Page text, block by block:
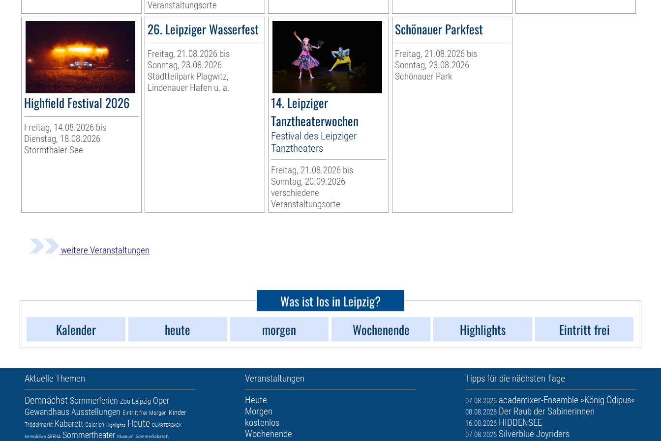
Veranstaltungsorte
Highfield Festival 2026
Freitag, 14.08.2026 bis
Dienstag, 18.08.2026
Störmthaler See
26. Leipziger Wasserfest
Freitag, 21.08.2026 bis
Sonntag, 23.08.2026
Stadtteilpark Plagwitz,
Lindenauer Hafen u. a.
14. Leipziger
Tanztheaterwochen
Festival des Leipziger
Tanztheaters
Freitag, 21.08.2026 bis
Sonntag, 20.09.2026
verschiedene
Veranstaltungsorte
Schönauer Parkfest
Freitag, 21.08.2026 bis
Sonntag, 23.08.2026
Schönauer Park
weitere Veranstaltungen
Was ist los in Leipzig?
Kalender
heute morgen Wochenende Highlights Eintritt frei
Aktuelle Themen
Demnächst Sommerferien Zoo Leipzig Oper
Gewandhaus Ausstellungen Eintritt frei Morgen Kinder
Trödelmarkt Kabarett Galerien Highlights Heute QUARTERBACK
Immobilien ARENA Sommertheater Museum Sommerkabarett
Veranstaltungen
Heute
Morgen
kostenlos
Wochenende
Tipps für die nächsten Tage
07.08.2026 academixer-Ensemble »König Ödipus«
08.08.2026 Der Raub der Sabinerinnen
16.08.2026 HIDDENSEE
07.08.2026 Silverblue Joyriders